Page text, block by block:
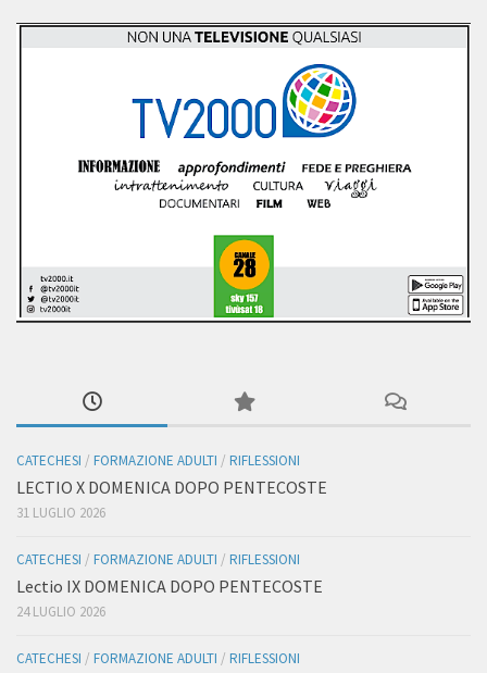
CATECHESI / FORMAZIONE ADULTI / RIFLESSIONI
LECTIO X DOMENICA DOPO PENTECOSTE
31 LUGLIO 2026
CATECHESI / FORMAZIONE ADULTI / RIFLESSIONI
Lectio IX DOMENICA DOPO PENTECOSTE
24 LUGLIO 2026
CATECHESI / FORMAZIONE ADULTI / RIFLESSIONI